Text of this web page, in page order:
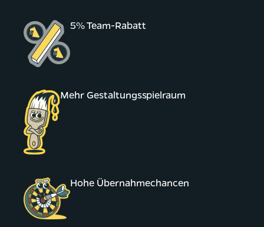
5% Team-Rabatt
Mehr Gestaltungsspielraum
Hohe Übernahmechancen